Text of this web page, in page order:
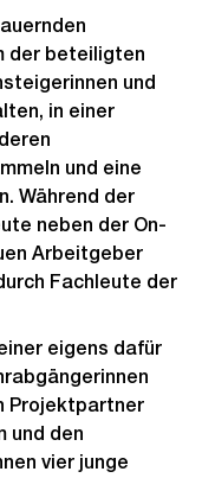
der beteiligten
und
in einer
und eine
Während der
neben der On-
Arbeitgeber
Fachleute der
eigens dafür
Projektpartner
und den
vier junge